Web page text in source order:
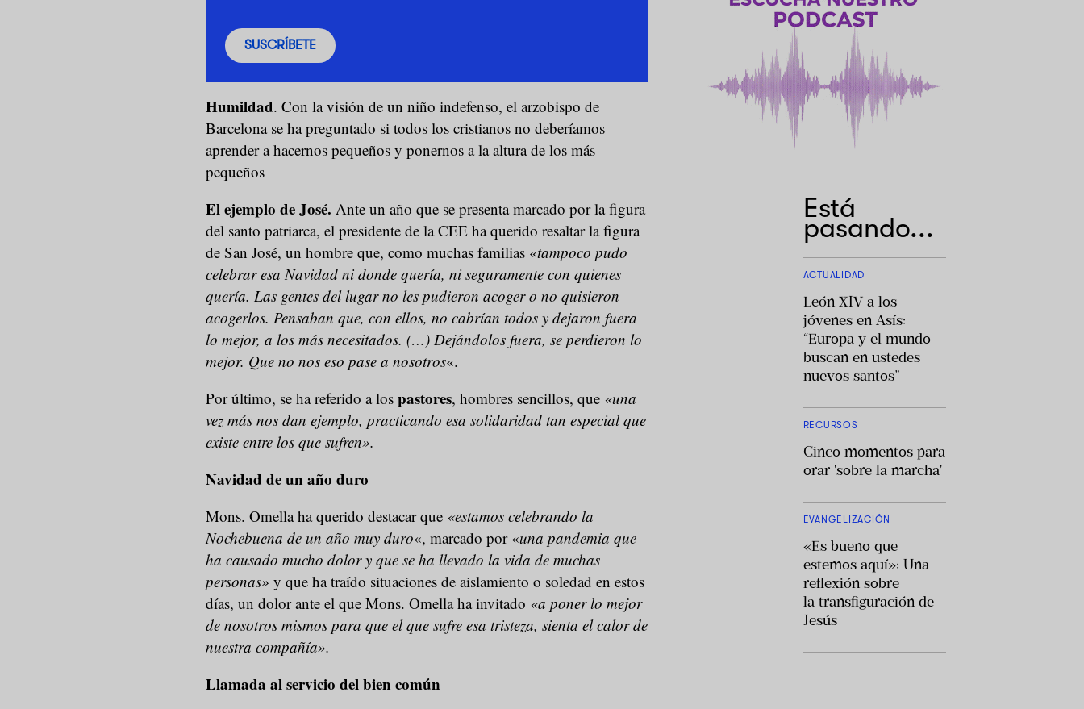
SUSCRÍBETE
Humildad. Con la visión de un niño indefenso, el arzobispo de
Barcelona se ha preguntado si todos los cristianos no deberíamos
aprender a hacernos pequeños y ponernos a la altura de los más
pequeños
El ejemplo de José. Ante un año que se presenta marcado por la figura
del santo patriarca, el presidente de la CEE ha querido resaltar la figura
de San José, un hombre que, como muchas familias «tampoco pudo
celebrar esa Navidad ni donde quería, ni seguramente con quienes
quería. Las gentes del lugar no les pudieron acoger o no quisieron
acogerlos. Pensaban que, con ellos, no cabrían todos y dejaron fuera
lo mejor, a los más necesitados. (…) Dejándolos fuera, se perdieron lo
mejor. Que no nos eso pase a nosotros«.
Por último, se ha referido a los pastores, hombres sencillos, que «una
vez más nos dan ejemplo, practicando esa solidaridad tan especial que
existe entre los que sufren».
Navidad de un año duro
Mons. Omella ha querido destacar que «estamos celebrando la
Nochebuena de un año muy duro«, marcado por «una pandemia que
ha causado mucho dolor y que se ha llevado la vida de muchas
personas» y que ha traído situaciones de aislamiento o soledad en estos
días, un dolor ante el que Mons. Omella ha invitado «a poner lo mejor
de nosotros mismos para que el que sufre esa tristeza, sienta el calor de
nuestra compañía».
Llamada al servicio del bien común
Está
pasando...
ACTUALIDAD
León XIV a los
jóvenes en Asís:
“Europa y el mundo
buscan en ustedes
nuevos santos”
RECURSOS
Cinco momentos para
orar 'sobre la marcha'
EVANGELIZACIÓN
«Es bueno que
estemos aquí»: Una
reflexión sobre
la transfiguración de
Jesús